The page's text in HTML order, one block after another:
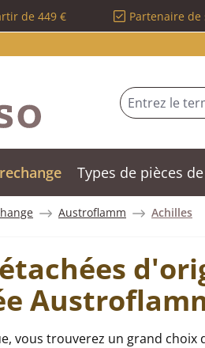
principale
de 449 € Partenaire
Types de pièces
Austroflamm Achilles
vous trouverez un grand choix